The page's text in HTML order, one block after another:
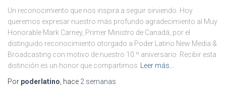
Un reconocimiento que nos inspira a seguir sirviendo. Hoy
queremos expresar nuestro más profundo agradecimiento al Muy
Honorable Mark Carney, Primer Ministro de Canadá, por el
distinguido reconocimiento otorgado a Poder Latino New Media &
Broadcasting con motivo de nuestro 10.º aniversario. Recibir esta
distinción es un honor que compartimos
Leer más…
Por poderlatino , hace 2 semanas